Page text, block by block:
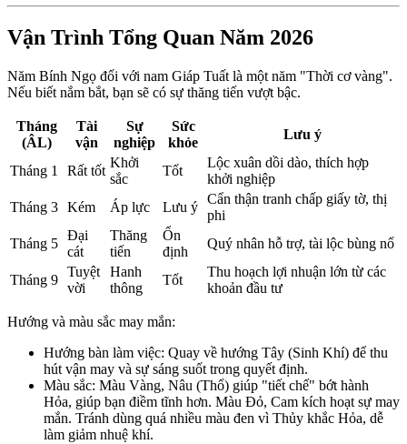
Vận Trình Tổng Quan Năm 2026
Năm Bính Ngọ đối với nam Giáp Tuất là một năm "Thời cơ vàng".
Nếu biết nắm bắt, bạn sẽ có sự thăng tiến vượt bậc.
Tháng
(ÂL)
Tài
vận
Sự
nghiệp
Sức
khỏe
Lưu ý
Tháng 1 Rất tốt
Khởi
sắc
Tốt
Lộc xuân dồi dào, thích hợp
khởi nghiệp
Tháng 3 Kém Áp lực Lưu ý
Cẩn thận tranh chấp giấy tờ, thị
phi
Tháng 5
Đại
cát
Thăng
tiến
Ổn
định
Quý nhân hỗ trợ, tài lộc bùng nổ
Tháng 9
Tuyệt
vời
Hanh
thông
Tốt
Thu hoạch lợi nhuận lớn từ các
khoản đầu tư
Hướng và màu sắc may mắn:
Hướng bàn làm việc: Quay về hướng Tây (Sinh Khí) để thu
hút vận may và sự sáng suốt trong quyết định.
Màu sắc: Màu Vàng, Nâu (Thổ) giúp "tiết chế" bớt hành
Hỏa, giúp bạn điềm tĩnh hơn. Màu Đỏ, Cam kích hoạt sự may
mắn. Tránh dùng quá nhiều màu đen vì Thủy khắc Hỏa, dễ
làm giảm nhuệ khí.